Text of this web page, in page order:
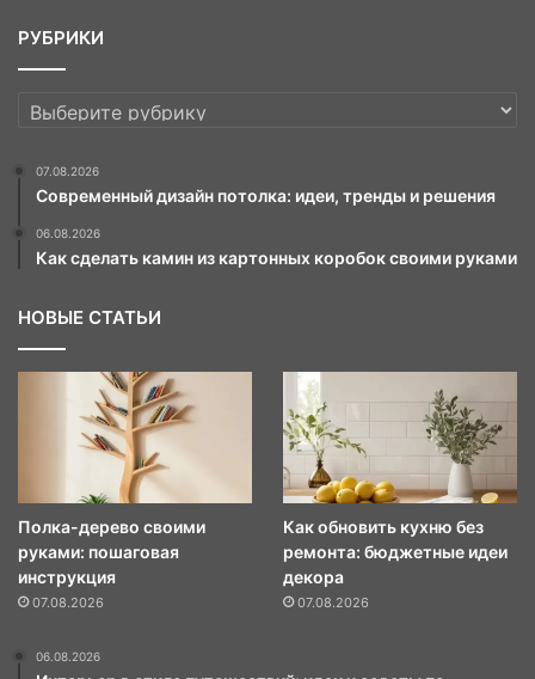
РУБРИКИ
РУБРИКИ
07.08.2026
Современный дизайн потолка: идеи, тренды и решения
06.08.2026
Как сделать камин из картонных коробок своими руками
НОВЫЕ СТАТЬИ
Полка-дерево своими
руками: пошаговая
инструкция
07.08.2026
Как обновить кухню без
ремонта: бюджетные идеи
декора
07.08.2026
06.08.2026